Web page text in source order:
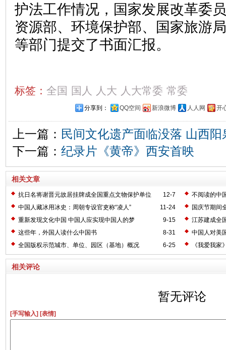
护法工作情况，国家发展改革委
资源部、环境保护部、国家旅游
等部门提交了书面汇报。
标签： 全国 国人 人大 人大常委 常委
分享到： QQ空间 新浪微博 人人网 开
上一篇： 民间文化遗产面临没落 山西
下一篇： 纪录片《黄帝》西安首映
相关文章
12-7
抗日名将谢晋元故居挂牌成全国重点文物保护单位
不阅读的中
11-24
中国人藏冰用冰史：周朝专设官吏称“凌人”
国庆节期间
9-15
重新发现文化中国 中国人应实现中国人的梦
江苏建成全
8-31
这些年，外国人读什么中国书
中国人对美
6-25
全国版权示范城市、单位、园区（基地）概况 《我爱我
相关评论
暂无评论
[手写输入] [表情]